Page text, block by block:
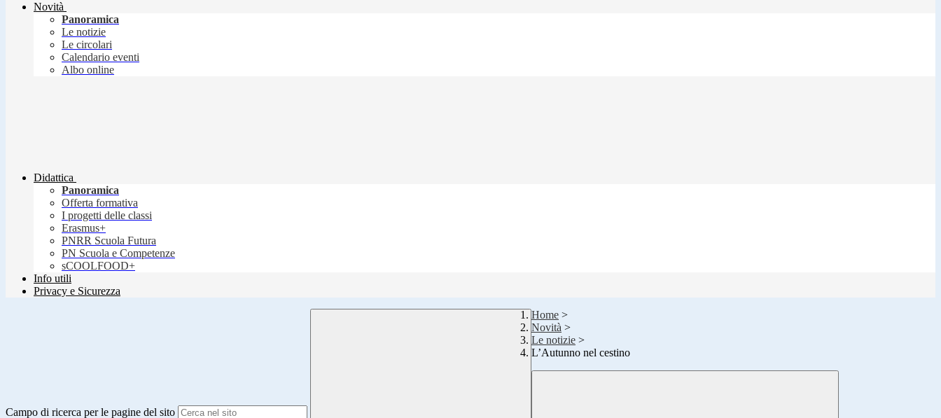
Novità
Panoramica
Le notizie
Le circolari
Calendario eventi
Albo online
Didattica
Panoramica
Offerta formativa
I progetti delle classi
Erasmus+
PNRR Scuola Futura
PN Scuola e Competenze
sCOOLFOOD+
Info utili
Privacy e Sicurezza
Campo di ricerca per le pagine del sito
Home >
Novità >
Le notizie >
L’Autunno nel cestino